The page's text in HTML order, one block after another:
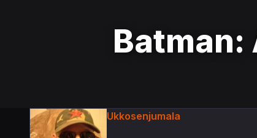
Batman:
Ukkosenjumala